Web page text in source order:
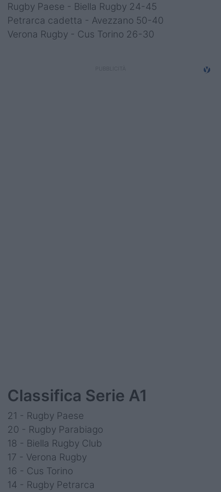
Rugby Paese - Biella Rugby 24-45
Petrarca cadetta - Avezzano 50-40
Verona Rugby - Cus Torino 26-30
Classifica Serie A1
21 - Rugby Paese
20 - Rugby Parabiago
18 - Biella Rugby Club
17 - Verona Rugby
16 - Cus Torino
14 - Rugby Petrarca